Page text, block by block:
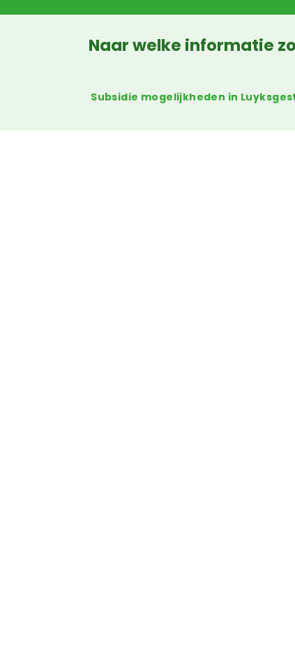
Naar welke informatie
Subsidie mogelijkheden in